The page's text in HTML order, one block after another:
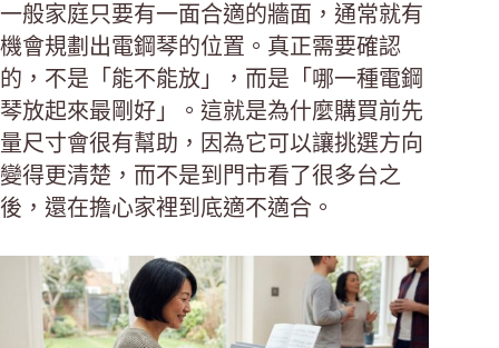
一般家庭只要有一面合適的牆面，通常就有
機會規劃出電鋼琴的位置。真正需要確認
的，不是「能不能放」，而是「哪一種電鋼
琴放起來最剛好」。這就是為什麼購買前先
量尺寸會很有幫助，因為它可以讓挑選方向
變得更清楚，而不是到門市看了很多台之
後，還在擔心家裡到底適不適合。